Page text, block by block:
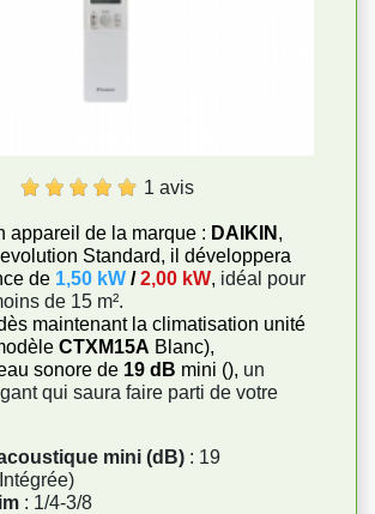
1 avis
appareil de la marque : DAIKIN ,
Standard, il développera
de 1,50 kW /2,00 kW, idéal pour
de 15 m².
maintenant la climatisation unité
CTXM15A Blanc),
sonore de 19 dB mini (), un
qui saura faire parti de votre
mini (dB) : 19
: 1/4-3/8